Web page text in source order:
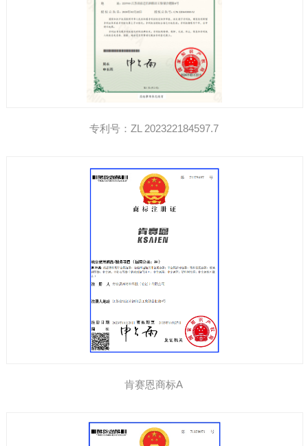
专利号：ZL 202322184597.7
肯赛恩商标A